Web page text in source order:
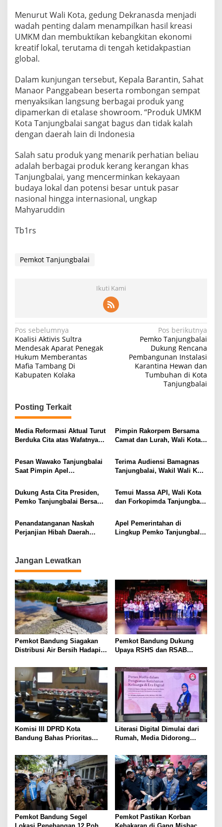
Menurut Wali Kota, gedung Dekranasda menjadi
wadah penting dalam menampilkan hasil kreasi
UMKM dan membuktikan kebangkitan ekonomi
kreatif lokal, terutama di tengah ketidakpastian
global.
Dalam kunjungan tersebut, Kepala Barantin, Sahat
Manaor Panggabean beserta rombongan sempat
menyaksikan langsung berbagai produk yang
dipamerkan di etalase showroom. “Produk UMKM
Kota Tanjungbalai sangat bagus dan tidak kalah
dengan daerah lain di Indonesia
Salah satu produk yang menarik perhatian beliau
adalah berbagai produk kerang kerangan khas
Tanjungbalai, yang mencerminkan kekayaan
budaya lokal dan potensi besar untuk pasar
nasional hingga internasional, ungkap
Mahyaruddin
Tb1rs
Pemkot Tanjungbalai
Ikuti Kami
Navigasi
pos
Pos sebelumnya
Koalisi Aktivis Sultra
Mendesak Aparat Penegak
Hukum Memberantas
Mafia Tambang Di
Kabupaten Kolaka
Pos berikutnya
Pemko Tanjungbalai
Dukung Rencana
Pembangunan Instalasi
Karantina Hewan dan
Tumbuhan di Kota
Tanjungbalai
Posting Terkait
Media Reformasi Aktual Turut
Berduka Cita atas Wafatnya
Ibunda Wali Kota
Tanjungbalai
Pimpin Rakorpem Bersama
Camat dan Lurah, Wali Kota
Sejumlah Point Penting Guna
Mensukseskan Visi
Tanjungbalai EMAS
Pesan Wawako Tanjungbalai
Saat Pimpin Apel
Semangat Pengabdian,
Solidaritas, dan Komitmen
Memberi Pelayanan Terbaik
Terima Audiensi Bamagnas
Tanjungbalai, Wakil Wali Kota
Tanjungbalai Mendukung
Kegiatan Keagamaan dan
Junjung Tinggi Toleransi
Dukung Asta Cita Presiden,
Pemko Tanjungbalai Bersama
Stakeholder Tanam Perdana
Bibit Kelapa dan Jagung di
Kelurahan Sei Raja
Temui Massa API, Wali Kota
dan Forkopimda Tanjungbalai
Bagi Forkopimda dan Akan
Selalu Berpihak Atas
Kepetingan Masyarakat
Penandatanganan Naskah
Perjanjian Hibah Daerah
Tanjungbalai Dengan BNN
Apel Pemerintahan di
Lingkup Pemko Tanjungbalai,
Jangan Lewatkan
Pemkot Bandung Siagakan
Distribusi Air Bersih Hadapi
Pemkot Bandung Dukung
Upaya RSHS dan RSAB
Dini Thalasemia
Komisi III DPRD Kota
Bandung Bahas Prioritas
Operasional Damkar, BRT,
hingga Keamanan Siber
Literasi Digital Dimulai dari
Rumah, Media Didorong
Pemkot Bandung Segel
Pemkot Pastikan Korban